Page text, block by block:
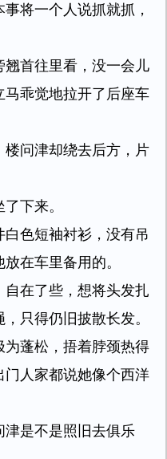
将一个人说抓就抓，
首往里看，没一会儿
马乖觉地拉开了后座车
问津却绕去后方，片
下来。
色短袖衬衫，没有吊
在车里备用的。
在了些，想将头发扎
只得仍旧披散长发。
蓬松，捂着脖颈热得
人家都说她像个西洋
是不是照旧去俱乐